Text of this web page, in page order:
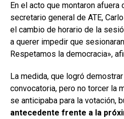
En el acto que montaron
secretario general de ATE,
el cambio de horario de la
a querer impedir que
Respetamos la democracia»,
La medida, que logró
convocatoria, pero no torcer la
se anticipaba para la votación,
antecedente frente a la